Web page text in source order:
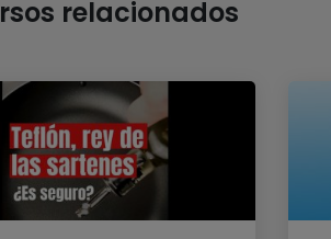
relacionados